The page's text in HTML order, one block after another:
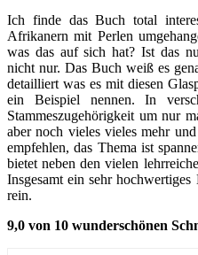
Ich finde das Buch total
Afrikanern mit Perlen
was das auf sich hat? Ist das
nicht nur. Das Buch weiß es
detailliert was es mit diesen
ein Beispiel nennen. In
Stammeszugehörigkeit um nur
aber noch vieles vieles mehr
empfehlen, das Thema ist
bietet neben den vielen
Insgesamt ein sehr
rein.
9,0 von 10 wunderschönen